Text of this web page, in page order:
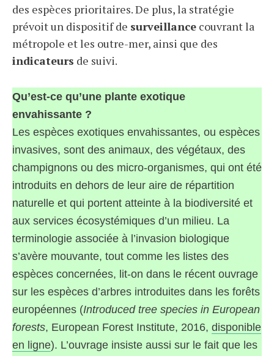
des espèces prioritaires. De plus, la stratégie
prévoit un dispositif de surveillance couvrant la
métropole et les outre-mer, ainsi que des
indicateurs de suivi.
Qu’est-ce qu’une plante exotique
envahissante ?
Les espèces exotiques envahissantes, ou espèces
invasives, sont des animaux, des végétaux, des
champignons ou des micro-organismes, qui ont été
introduits en dehors de leur aire de répartition
naturelle et qui portent atteinte à la biodiversité et
aux services écosystémiques d’un milieu. La
terminologie associée à l’invasion biologique
s’avère mouvante, tout comme les listes des
espèces concernées, lit-on dans le récent ouvrage
sur les espèces d’arbres introduites dans les forêts
européennes (Introduced tree species in European
forests, European Forest Institute, 2016, disponible
en ligne). L’ouvrage insiste aussi sur le fait que les